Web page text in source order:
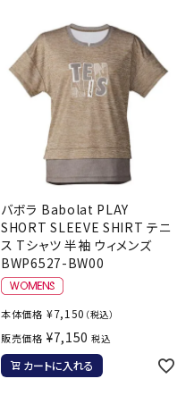
バボラ Babolat PLAY
SHORT SLEEVE SHIRT テニ
ス Tシャツ 半袖 ウィメンズ
BWP6527-BW00
本体価格 ¥7,150 （税込）
販売価格 ¥7,150 税込
カートに入れる